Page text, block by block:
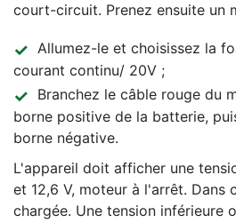
court-circuit. Prenez ensuite un
Allumez-le et choisissez la
courant continu/ 20V ;
Branchez le câble rouge du
borne positive de la batterie,
borne négative.
L'appareil doit afficher une
et 12,6 V, moteur à l'arrêt. Dans
chargée. Une tension inférieure